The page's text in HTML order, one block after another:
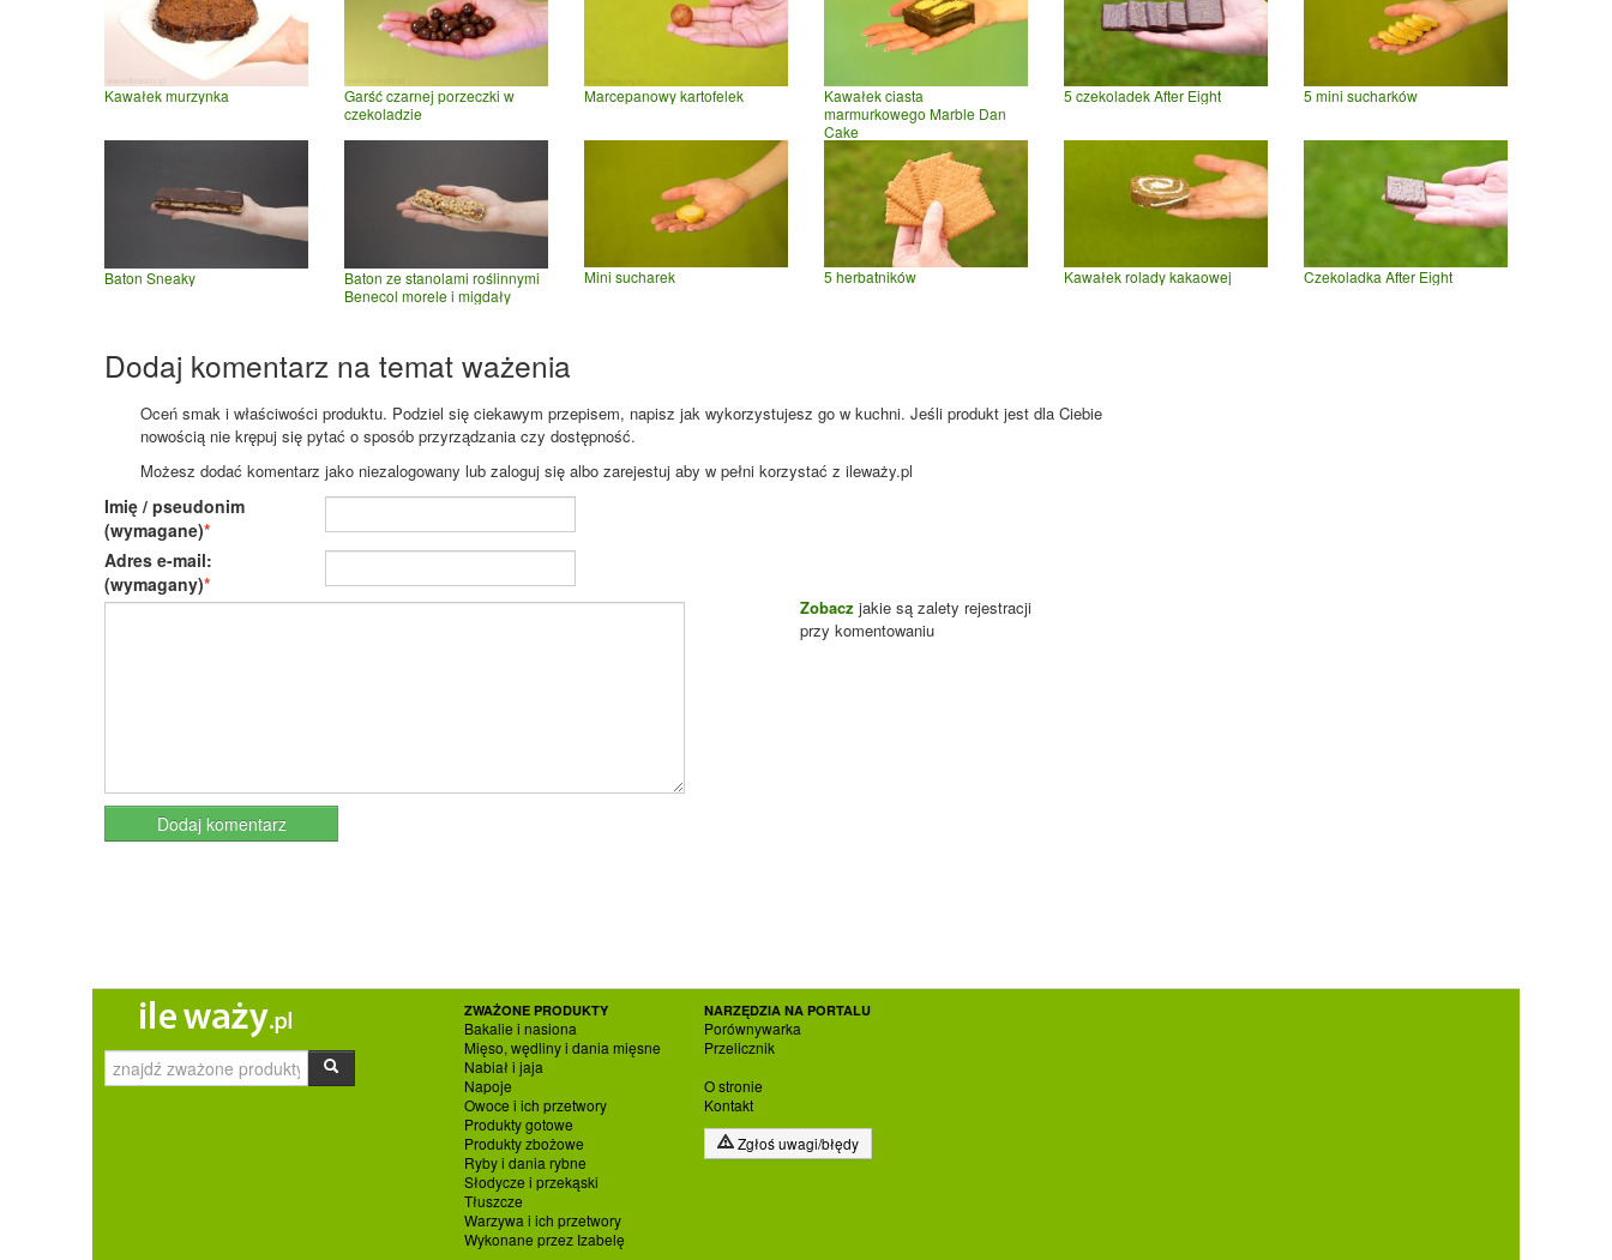
Kawałek murzynka
Garść czarnej porzeczki w
czekoladzie
Marcepanowy kartofelek
Kawałek ciasta
marmurkowego Marble Dan
Cake
5 czekoladek After Eight 5 mini sucharków
Baton Sneaky
Baton ze stanolami roślinnymi
Benecol morele i migdały
Mini sucharek 5 herbatników Kawałek rolady kakaowej Czekoladka After Eight
Dodaj komentarz na temat ważenia
Oceń smak i właściwości produktu. Podziel się ciekawym przepisem, napisz jak wykorzystujesz go w kuchni. Jeśli produkt jest dla Ciebie
nowością nie krępuj się pytać o sposób przyrządzania czy dostępność.
Możesz dodać komentarz jako niezalogowany lub zaloguj się albo zarejestuj aby w pełni korzystać z ileważy.pl
Imię / pseudonim
(wymagane)
Adres e-mail:
(wymagany)
Zobacz jakie są zalety rejestracji
przy komentowaniu
ZWAŻONE PRODUKTY
Bakalie i nasiona
Mięso, wędliny i dania mięsne
Nabiał i jaja
Napoje
Owoce i ich przetwory
Produkty gotowe
Produkty zbożowe
Ryby i dania rybne
Słodycze i przekąski
Tłuszcze
Warzywa i ich przetwory
Wykonane przez Izabelę
NARZĘDZIA NA PORTALU
Porównywarka
Przelicznik
O stronie
Kontakt
Zgłoś uwagi/błędy